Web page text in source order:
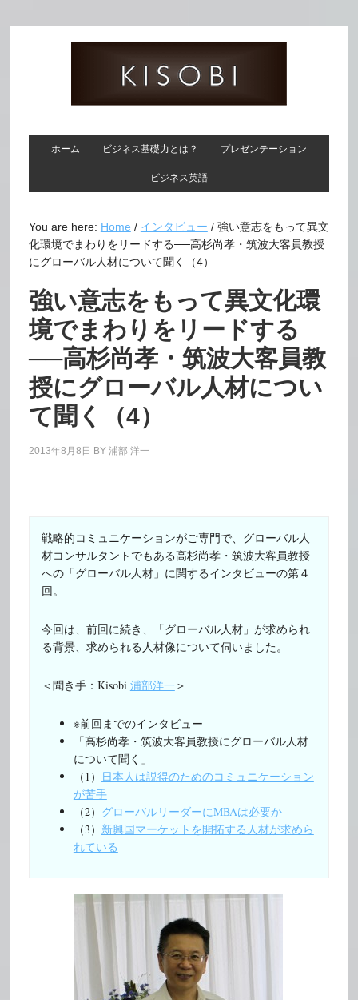
ホーム ビジネス基礎力とは？ プレゼンテーション
ビジネス英語
You are here: Home / インタビュー /強い意志をもって異文
化環境でまわりをリードする──高杉尚孝・筑波大客員教授
にグローバル人材について聞く（4）
強い意志をもって異文化環
境でまわりをリードする
──高杉尚孝・筑波大客員教
授にグローバル人材につい
て聞く（4）
2013年8月8日 BY 浦部 洋一
戦略的コミュニケーションがご専門で、グローバル人
材コンサルタントでもある高杉尚孝・筑波大客員教授
への「グローバル人材」に関するインタビューの第４
回。
今回は、前回に続き、「グローバル人材」が求められ
る背景、求められる人材像について伺いました。
＜聞き手：Kisobi 浦部洋一＞
※前回までのインタビュー
「高杉尚孝・筑波大客員教授にグローバル人材
について聞く」
（1） 日本人は説得のためのコミュニケーション
が苦手
（2） グローバルリーダーにMBAは必要か
（3） 新興国マーケットを開拓する人材が求めら
れている